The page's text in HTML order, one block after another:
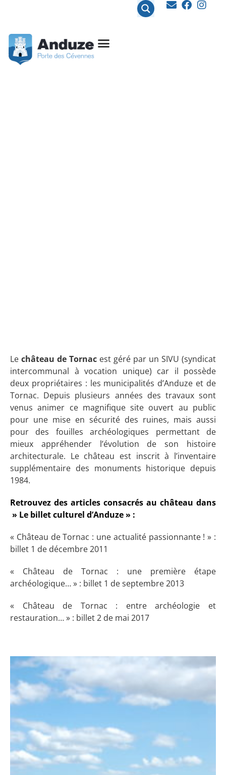
Le château de Tornac est géré par un SIVU (syndicat
intercommunal à vocation unique) car il possède
deux propriétaires : les municipalités d’Anduze et de
Tornac. Depuis plusieurs années des travaux sont
venus animer ce magnifique site ouvert au public
pour une mise en sécurité des ruines, mais aussi
pour des fouilles archéologiques permettant de
mieux appréhender l’évolution de son histoire
architecturale. Le château est inscrit à l’inventaire
supplémentaire des monuments historique depuis
1984.
Retrouvez des articles consacrés au château dans
» Le billet culturel d’Anduze » :
« Château de Tornac : une actualité passionnante ! » :
billet 1 de décembre 2011
« Château de Tornac : une première étape
archéologique… » : billet 1 de septembre 2013
« Château de Tornac : entre archéologie et
restauration… » : billet 2 de mai 2017